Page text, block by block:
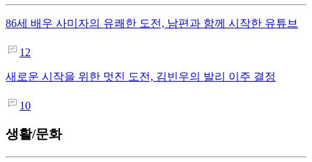
86세 배우 사미자의 유쾌한 도전, 남편과 함께 시작한 유튜브
12
새로운 시작을 위한 멋진 도전, 김빈우의 발리 이주 결정
10
생활/문화